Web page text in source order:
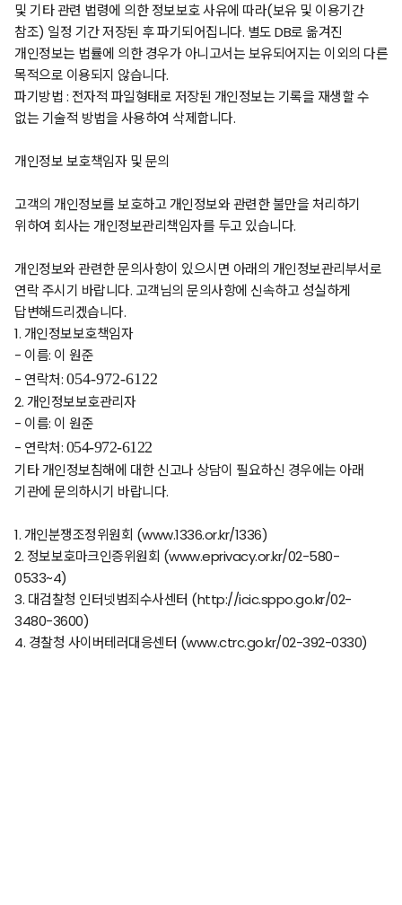
및 기타 관련 법령에 의한 정보보호 사유에 따라(보유 및 이용기간
참조) 일정 기간 저장된 후 파기되어집니다. 별도DB로 옮겨진
개인정보는 법률에 의한 경우가 아니고서는 보유되어지는 이외의 다른
목적으로 이용되지 않습니다.
파기방법: 전자적 파일형태로 저장된 개인정보는 기록을 재생할 수
없는 기술적 방법을 사용하여 삭제합니다.
개인정보 보호책임자 및 문의
고객의 개인정보를 보호하고 개인정보와 관련한 불만을 처리하기
위하여 회사는 개인정보관리책임자를 두고 있습니다.
개인정보와 관련한 문의사항이 있으시면 아래의 개인정보관리부서로
연락 주시기 바랍니다. 고객님의 문의사항에 신속하고 성실하게
답변해드리겠습니다.
1.개인정보보호책임자
- 이름: 이 원준
- 연락처: 054-972-6122
2.개인정보보호관리자
- 이름: 이 원준
- 연락처: 054-972-6122
기타 개인정보침해에 대한 신고나 상담이 필요하신 경우에는 아래
기관에 문의하시기 바랍니다.
1.개인분쟁조정위원회 (www.1336.or.kr/1336)
2. 정보보호마크인증위원회 (www.eprivacy.or.kr/02-580-
0533~4)
3. 대검찰청 인터넷범죄수사센터 (http://icic.sppo.go.kr/02-
3480-3600)
4. 경찰청 사이버테러대응센터 (www.ctrc.go.kr/02-392-0330)